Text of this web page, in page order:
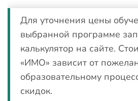
Для уточнения цены
выбранной программе
калькулятор на сайте.
«ИМО» зависит от
образовательному
скидок.